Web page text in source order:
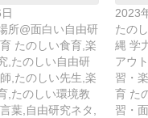
所@面白い自由研
たのしい食育,楽
,たのしい自由研
,たのしい先生,楽
,たのしい環境教
葉,自由研究ネタ,
2023
たの
縄 学
アウ
習・
育 た
習・